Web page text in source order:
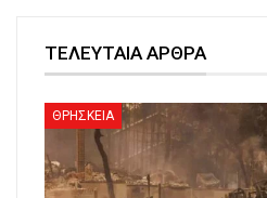
ΤΕΛΕΥΤΑΙΑ ΑΡΘΡΑ
ΘΡΗΣΚΕΙΑ